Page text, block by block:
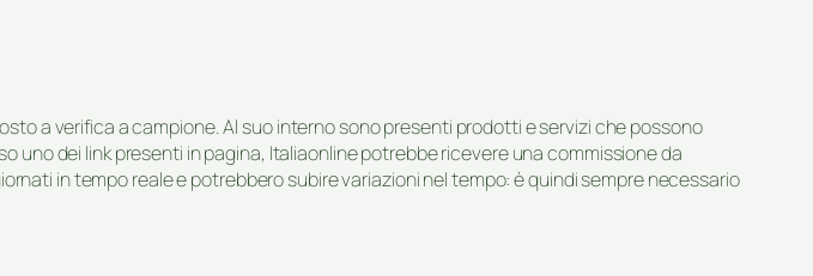
a verifica a campione. Al suo interno sono presenti prodotti e servizi che possono
dei link presenti in pagina, Italiaonline potrebbe ricevere una commissione da
in tempo reale e potrebbero subire variazioni nel tempo: è quindi sempre necessario